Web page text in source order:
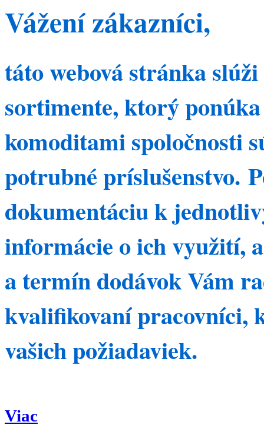
Vážení zákazníci,
táto webová stránka
sortimente, ktorý
komoditami spoločnosti
potrubné príslušenstvo.
dokumentáciu k
informácie o ich využití,
a termín dodávok Vám
kvalifikovaní pracovníci,
vašich požiadaviek.
Viac